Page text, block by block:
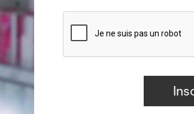
la
SYDNEY -
souche
pour la
Pharmacien/
Délégué/e